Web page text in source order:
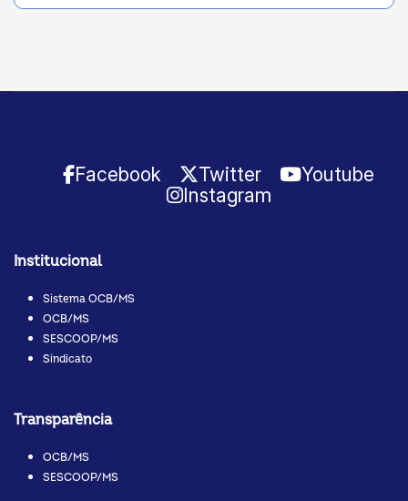
Facebook Twitter
Youtube
Instagram
Institucional
Sistema OCB/MS
OCB/MS
SESCOOP/MS
Sindicato
Transparência
OCB/MS
SESCOOP/MS